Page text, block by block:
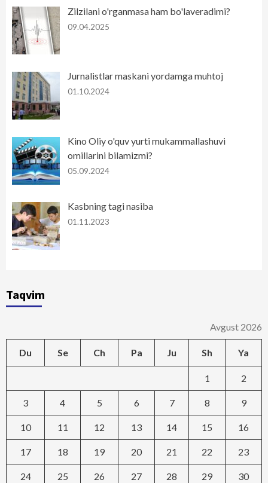
Zilzilani o'rganmasa ham bo'laveradimi?
09.04.2025
Jurnalistlar maskani yordamga muhtoj
01.10.2024
Kino Oliy o'quv yurti mukammallashuvi
omillarini bilamizmi?
05.09.2024
Kasbning tagi nasiba
01.11.2023
Taqvim
Avgust 2026
Du Se Ch Pa Ju Sh Ya
1 2
3 4 5 6 7 8 9
10 11 12 13 14 15 16
17 18 19 20 21 22 23
24 25 26 27 28 29 30